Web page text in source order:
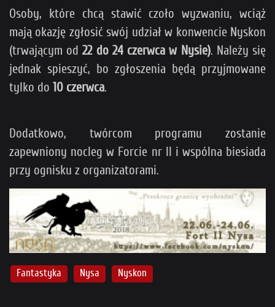
Osoby, które chcą stawić czoło wyzwaniu, wciąż
mają okazję zgłosić swój udział w konwencie Nyskon
(trwającym od22 do 24 czerwca w Nysie). Należy się
jednak spieszyć, bo zgłoszenia będą przyjmowane
tylko do 10 czerwca.
Dodatkowo, twórcom programu zostanie
zapewniony nocleg w Forcie nr II i wspólna biesiada
przy ognisku z organizatorami.
Fantastyka Nysa Nyskon